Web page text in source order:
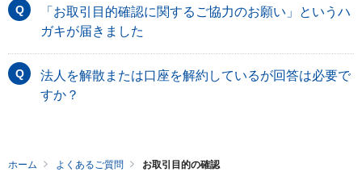
「お取引目的確認に関するご協力のお願い」というハ
ガキが届きました
法人を解散または口座を解約しているが回答は必要で
すか？
ホーム よくあるご質問 お取引目的の確認